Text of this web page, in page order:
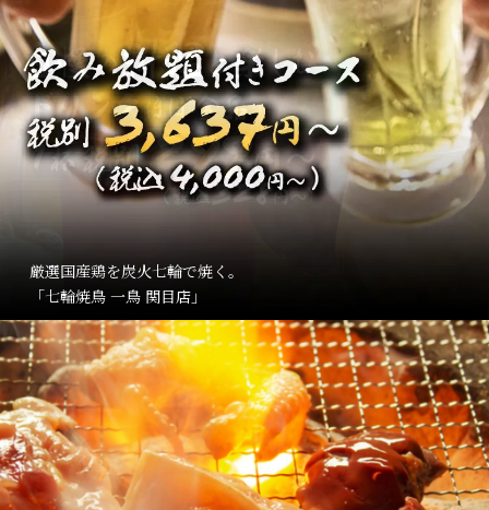
厳選国産鶏を炭火七輪で焼く。
「七輪焼鳥 一鳥 関目店」